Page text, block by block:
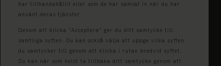
har tillhandahållit eller som de har samlat in när du har
använt deras tjänster.
Genom att klicka ”Acceptera” ger du ditt samtycke till
samtliga syften. Du kan också välja att uppge vilka syften
du samtycker till genom att klicka i rutan bredvid syftet.
Du kan när som helst ta tillbaka ditt samtycke genom att